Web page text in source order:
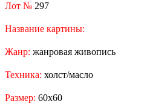
Лот № 297
Название картины:
Жанр: жанровая живопись
Техника: холст/масло
Размер: 60x60